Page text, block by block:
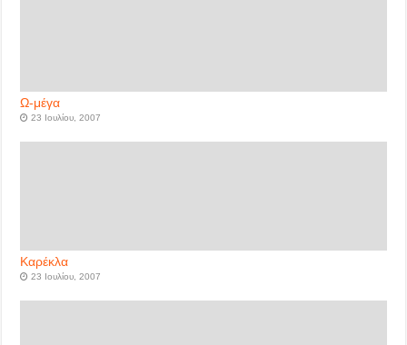
Ω-μέγα
23 Ιουλίου, 2007
Καρέκλα
23 Ιουλίου, 2007